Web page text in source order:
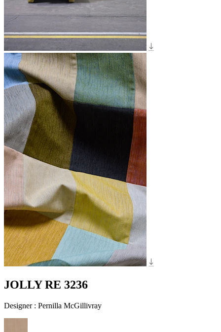
JOLLY RE 3236
Designer : Pernilla McGillivray